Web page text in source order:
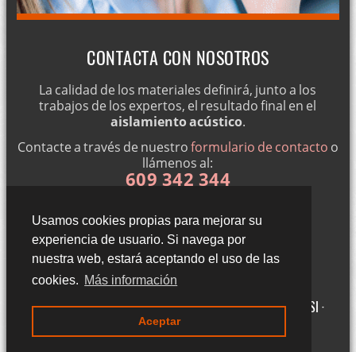
Usamos cookies propias para mejorar su
experiencia de usuario. Si navega por
nuestra web, estará aceptando el uso de las
cookies. Más información
Aceptar
CONTACTA CON NOSOTROS
La calidad de los materiales definirá, junto a los
trabajos de los expertos, el resultado final en el
aislamiento acústico.
Contacte a través de nuestroformulario de contacto o
llámenos al:
609 342 344
Gigantillas 3, 3ºA - 50015 Zaragoza (Zaragoza) ·Aviso legal LSSI ·
Política de cookies · Política de privacidad